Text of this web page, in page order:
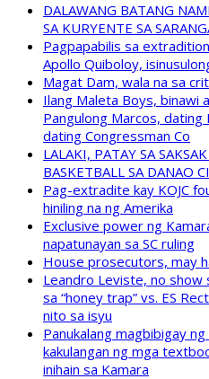
DALAWANG BATANG
SA KURYENTE SA
Pagpapabilis sa
Apollo Quiboloy,
Magat Dam, wala na sa
Ilang Maleta Boys, binawi
Pangulong Marcos,
dating Congressman Co
LALAKI, PATAY SA
BASKETBALL SA DANAO
Pag-extradite kay KOJC
hiniling na ng Amerika
Exclusive power ng
napatunayan sa SC ruling
House prosecutors, may
Leandro Leviste, no show
sa “honey trap” vs. ES
nito sa isyu
Panukalang magbibigay
kakulangan ng mga
inihain sa Kamara